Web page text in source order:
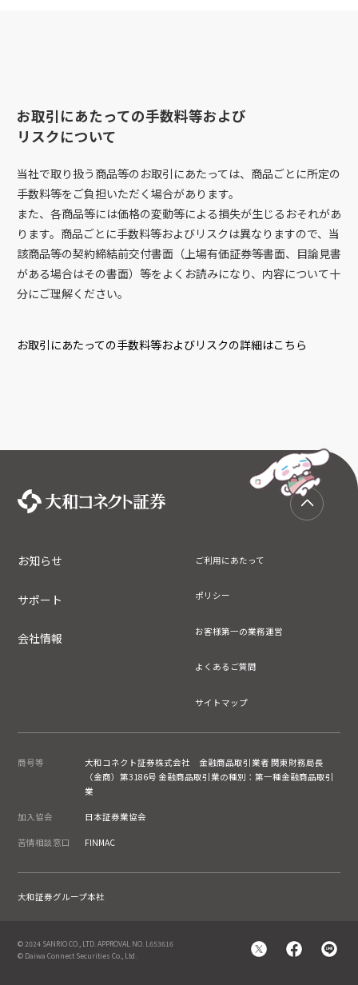
お取引にあたっての手数料等および
リスクについて
当社で取り扱う商品等のお取引にあたっては、商品ごとに所定の
手数料等をご負担いただく場合があります。
また、各商品等には価格の変動等による損失が生じるおそれがあ
ります。商品ごとに手数料等およびリスクは異なりますので、当
該商品等の契約締結前交付書面（上場有価証券等書面、目論見書
がある場合はその書面）等をよくお読みになり、内容について十
分にご理解ください。
お取引にあたっての手数料等およびリスクの詳細はこちら
お知らせ
サポート
会社情報
ご利用にあたって
ポリシー
お客様第一の業務運営
よくあるご質問
サイトマップ
商号等
大和コネクト証券株式会社 金融商品取引業者 関東財務局長
（金商）第3186号 金融商品取引業の種別：第一種金融商品取引
業
加入協会 日本証券業協会
苦情相談窓口 FINMAC
大和証券グループ本社
© 2024 SANRIO CO., LTD. APPROVAL NO. L653616
© Daiwa Connect Securities Co., Ltd.